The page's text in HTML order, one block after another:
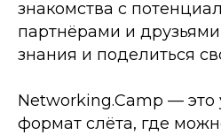
знакомства с
партнёрами и
знания и поделиться
Networking.Camp — это
формат слёта, где